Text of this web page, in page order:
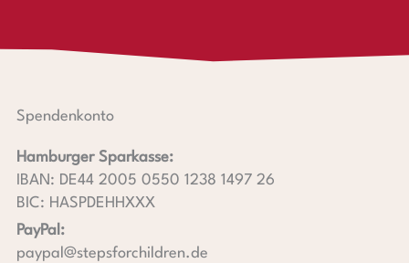
Spendenkonto
Hamburger Sparkasse:
IBAN: DE44 2005 0550 1238 1497 26
BIC: HASPDEHHXXX
PayPal:
paypal@stepsforchildren.de